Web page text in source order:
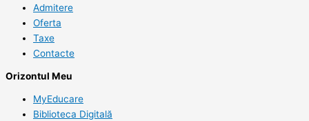
Admitere
Oferta
Taxe
Contacte
Orizontul Meu
MyEducare
Biblioteca Digitală